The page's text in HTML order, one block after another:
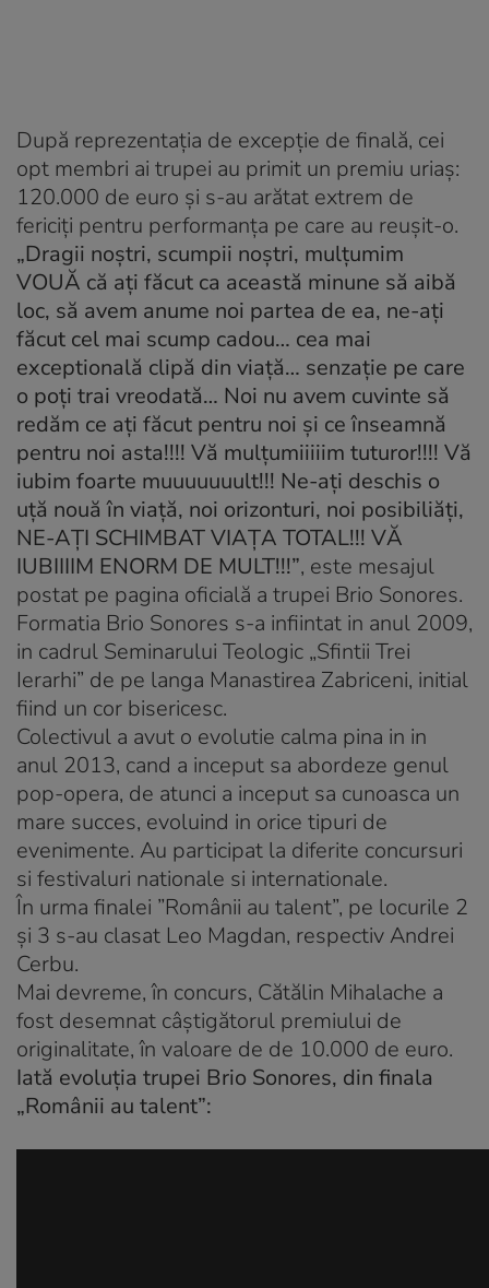
După reprezentaţia de excepţie de finală, cei
opt membri ai trupei au primit un premiu uriaş:
120.000 de euro şi s-au arătat extrem de
fericiţi pentru performanţa pe care au reuşit-o.
„Dragii noştri, scumpii noştri, mulţumim
VOUĂ că aţi făcut ca această minune să aibă
loc, să avem anume noi partea de ea, ne-aţi
făcut cel mai scump cadou… cea mai
exceptională clipă din viaţă… senzaţie pe care
o poţi trai vreodată… Noi nu avem cuvinte să
redăm ce aţi făcut pentru noi şi ce înseamnă
pentru noi asta!!!! Vă mulţumiiiiim tuturor!!!! Vă
iubim foarte muuuuuuult!!! Ne-aţi deschis o
uţă nouă în viaţă, noi orizonturi, noi posibiliăţi,
NE-AŢI SCHIMBAT VIAŢA TOTAL!!! VĂ
IUBIIIIM ENORM DE MULT!!!”, este mesajul
postat pe pagina oficială a trupei Brio Sonores.
Formatia Brio Sonores s-a infiintat in anul 2009,
in cadrul Seminarului Teologic „Sfintii Trei
Ierarhi” de pe langa Manastirea Zabriceni, initial
fiind un cor bisericesc.
Colectivul a avut o evolutie calma pina in in
anul 2013, cand a inceput sa abordeze genul
pop-opera, de atunci a inceput sa cunoasca un
mare succes, evoluind in orice tipuri de
evenimente. Au participat la diferite concursuri
si festivaluri nationale si internationale.
În urma finalei ”Românii au talent”, pe locurile 2
și 3 s-au clasat Leo Magdan, respectiv Andrei
Cerbu.
Mai devreme, în concurs, Cătălin Mihalache a
fost desemnat câştigătorul premiului de
originalitate, în valoare de de 10.000 de euro.
Iată evoluţia trupei Brio Sonores, din finala
„Românii au talent”: